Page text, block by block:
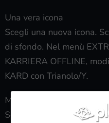
Una vera icona
Scegli una nuova icona.
di sfondo. Nel menù
KARRIERA OFFLINE,
KARD con Trianolo/Y.
Mi annoio
Scegli un nuovo bordo.